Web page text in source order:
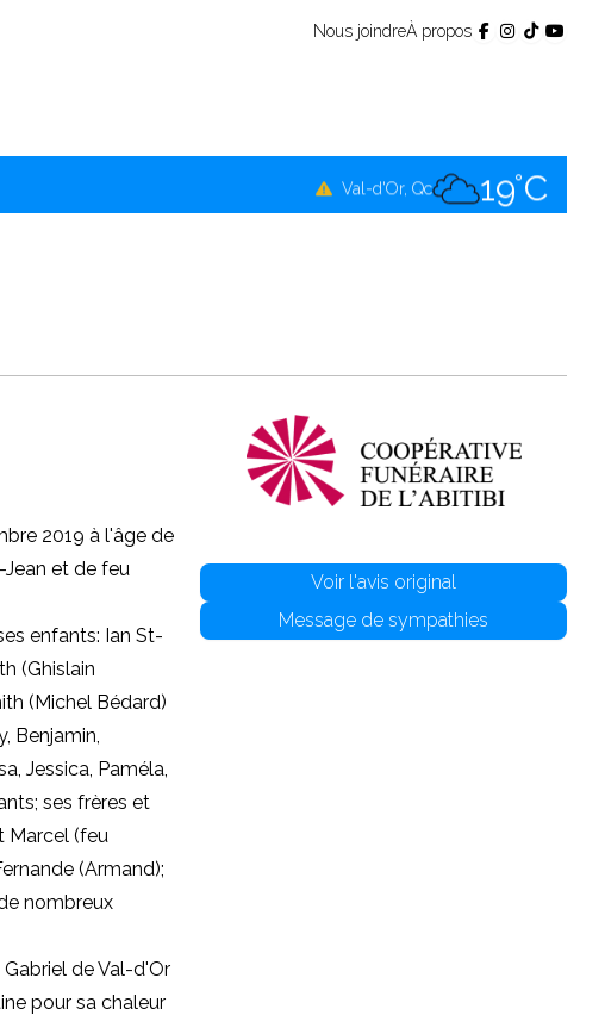
Nous joindreÀ propos
Val-d'Or, Qc 19°C
2019 à l'âge de
Jean et de feu
enfants: Ian St-
(Ghislain
(Michel Bédard)
Benjamin,
Jessica, Paméla,
ses frères et
Marcel (feu
(Armand);
nombreux
de Val-d'Or
pour sa chaleur
Voir l'avis original
Message de sympathies